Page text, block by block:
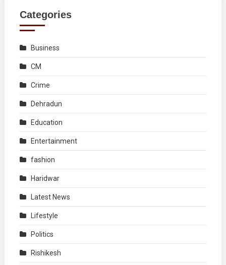
Categories
Business
CM
Crime
Dehradun
Education
Entertainment
fashion
Haridwar
Latest News
Lifestyle
Politics
Rishikesh